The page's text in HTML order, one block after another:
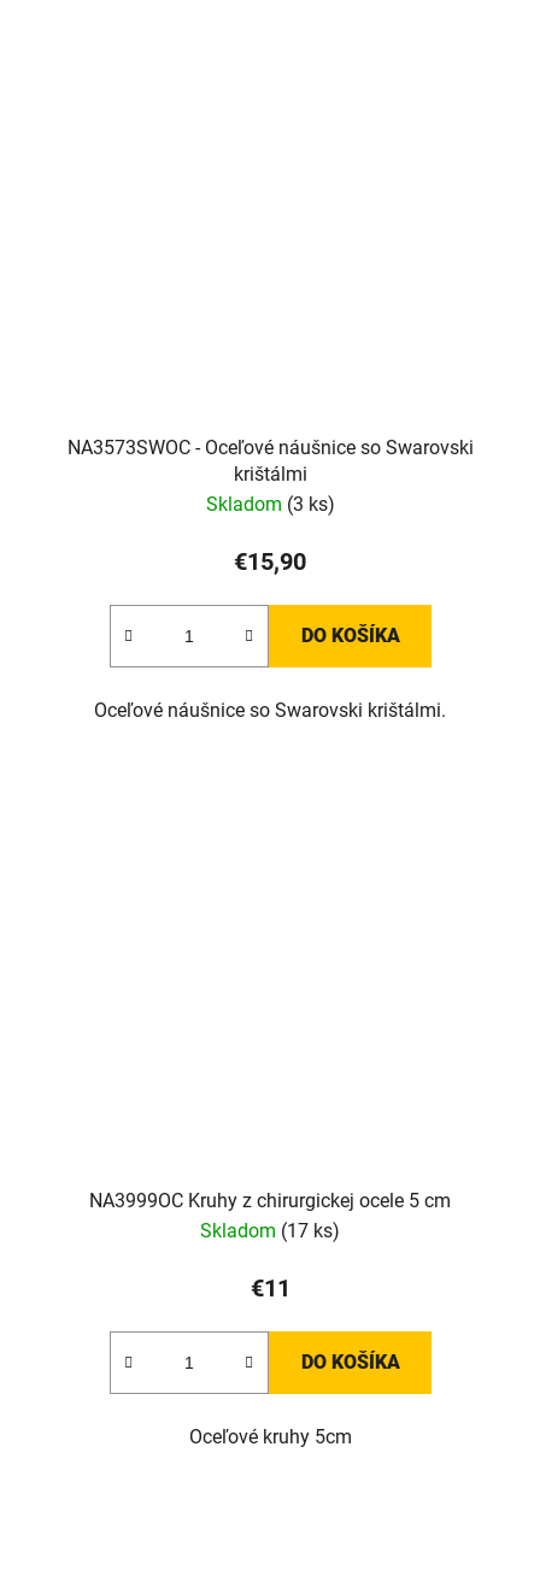
NA3573SWOC - Oceľové náušnice so Swarovski
krištálmi
Skladom (3 ks)
€15,90
DO KOŠÍKA
Oceľové náušnice so Swarovski krištálmi.
NA3999OC Kruhy z chirurgickej ocele 5 cm
Skladom (17 ks)
€11
DO KOŠÍKA
Oceľové kruhy 5cm